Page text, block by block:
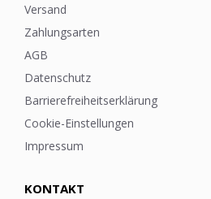
Versand
Zahlungsarten
AGB
Datenschutz
Barrierefreiheitserklärung
Cookie-Einstellungen
Impressum
KONTAKT